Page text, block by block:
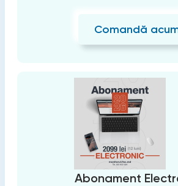
Comandă
Abonament